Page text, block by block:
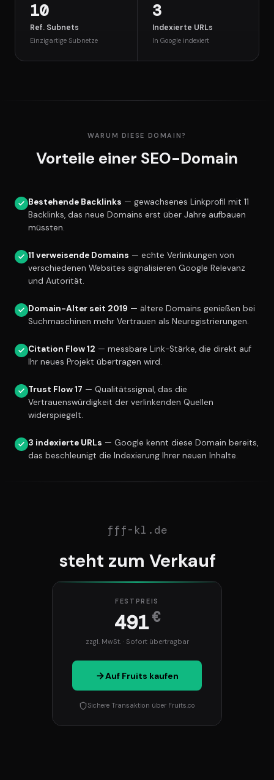
10
Ref. Subnets
Einzigartige Subnetze
3
Indexierte URLs
In Google indexiert
WARUM DIESE DOMAIN?
Vorteile einer SEO-Domain
Bestehende Backlinks — gewachsenes Linkprofil mit 11
Backlinks, das neue Domains erst über Jahre aufbauen
müssten.
11 verweisende Domains — echte Verlinkungen von
verschiedenen Websites signalisieren Google Relevanz
und Autorität.
Domain-Alter seit 2019 — ältere Domains genießen bei
Suchmaschinen mehr Vertrauen als Neuregistrierungen.
Citation Flow 12 — messbare Link-Stärke, die direkt auf
Ihr neues Projekt übertragen wird.
Trust Flow 17 — Qualitätssignal, das die
Vertrauenswürdigkeit der verlinkenden Quellen
widerspiegelt.
3 indexierte URLs — Google kennt diese Domain bereits,
das beschleunigt die Indexierung Ihrer neuen Inhalte.
fff-kl.de
steht zum Verkauf
FESTPREIS
491€
zzgl. MwSt. · Sofort übertragbar
Auf Fruits kaufen
Sichere Transaktion über Fruits.co